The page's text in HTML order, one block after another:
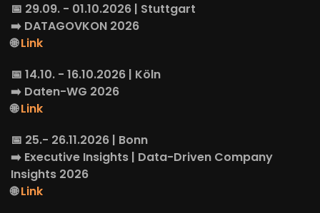
📅 29.09. - 01.10.2026 | Stuttgart
➡️ DATAGOVKON 2026
🌐Link
📅 14.10. - 16.10.2026 | Köln
➡️ Daten-WG 2026
🌐Link
📅 25.- 26.11.2026 | Bonn
➡️ Executive Insights | Data-Driven Company
Insights 2026
🌐Link